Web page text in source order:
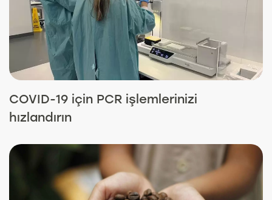
COVID-19 için PCR işlemlerinizi
hızlandırın